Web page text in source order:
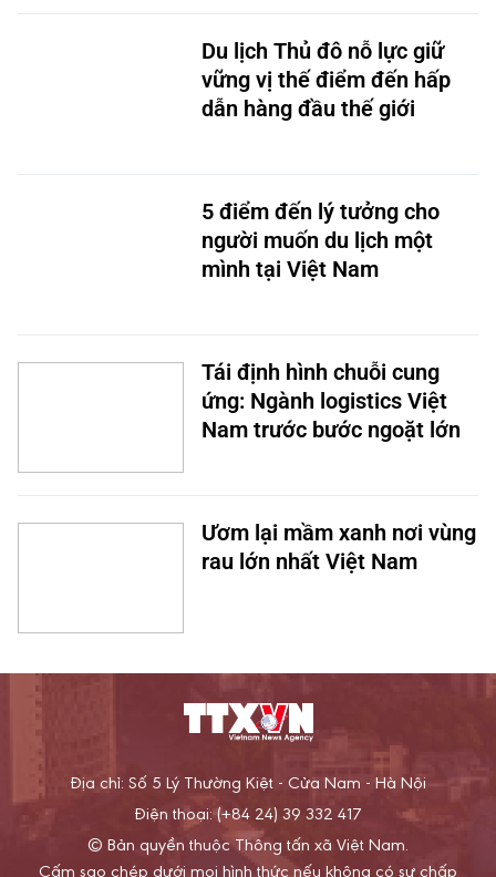
Du lịch Thủ đô nỗ lực giữ
vững vị thế điểm đến hấp
dẫn hàng đầu thế giới
5 điểm đến lý tưởng cho
người muốn du lịch một
mình tại Việt Nam
Tái định hình chuỗi cung
ứng: Ngành logistics Việt
Nam trước bước ngoặt lớn
Ươm lại mầm xanh nơi vùng
rau lớn nhất Việt Nam
Địa chỉ: Số 5 Lý Thường Kiệt - Cửa Nam - Hà Nội
Điện thoại: (+84 24) 39 332 417
© Bản quyền thuộc Thông tấn xã Việt Nam.
Cấm sao chép dưới mọi hình thức nếu không có sự chấp